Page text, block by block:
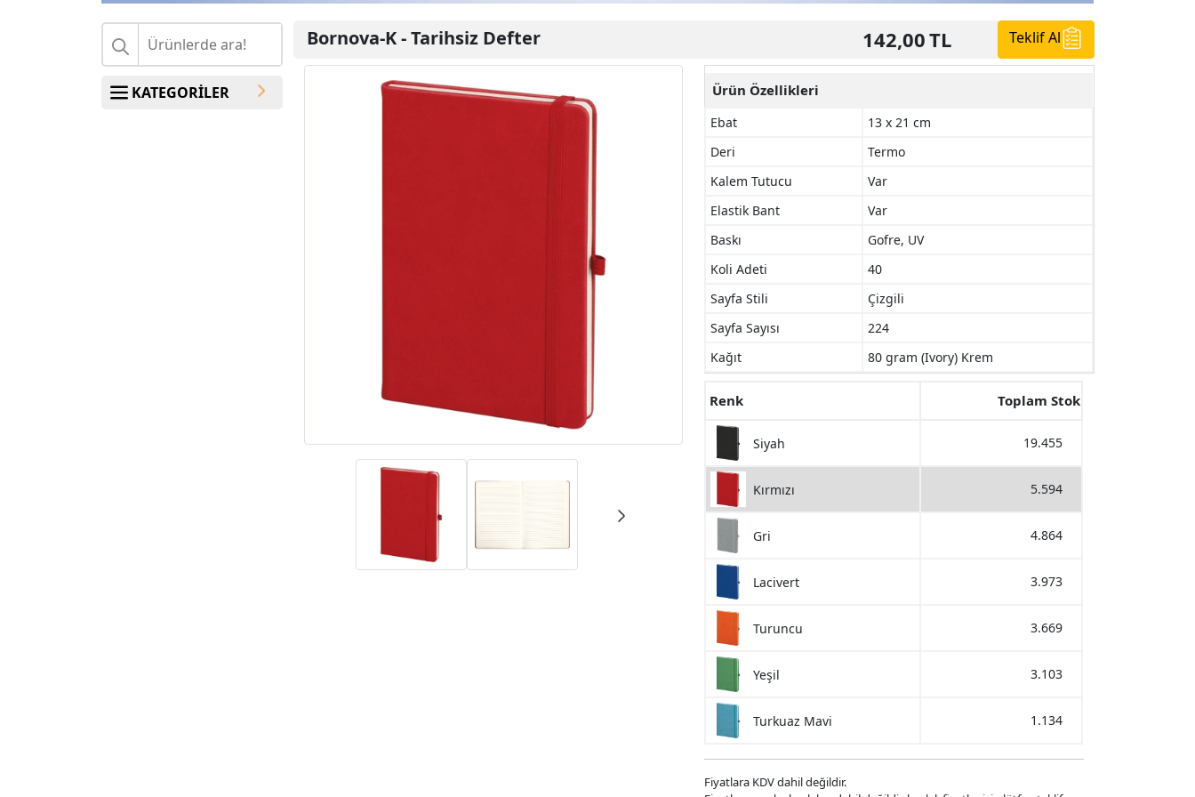
KATEGORİLER
Bornova-K-Tarihsiz Defter 142,00TL Teklif Al
Ürün Özellikleri
Ebat
13 x 21 cm
Deri
Termo
Kalem Tutucu
Var
Elastik Bant
Var
Baskı
Gofre, UV
Koli Adeti
40
Sayfa Stili
Çizgili
Sayfa Sayısı
224
Kağıt
80 gram (Ivory) Krem
Renk Toplam Stok
Siyah 19.455
Kırmızı 5.594
Gri 4.864
Lacivert 3.973
Turuncu 3.669
Yeşil 3.103
Turkuaz Mavi 1.134
Fiyatlara KDV dahil değildir.